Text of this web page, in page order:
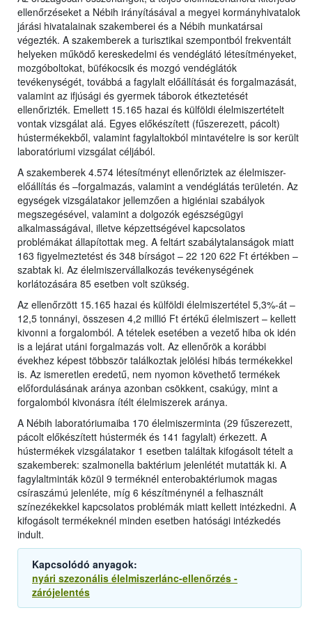
ellenőrzéseket a Nébih irányításával a megyei kormányhivatalok
járási hivatalainak szakemberei és a Nébih munkatársai
végezték. A szakemberek a turisztikai szempontból frekventált
helyeken működő kereskedelmi és vendéglátó létesítményeket,
mozgóboltokat, büfékocsik és mozgó vendéglátók
tevékenységét, továbbá a fagylalt előállítását és forgalmazását,
valamint az ifjúsági és gyermek táborok étkeztetését
ellenőrizték. Emellett 15.165 hazai és külföldi élelmiszertételt
vontak vizsgálat alá. Egyes előkészített (fűszerezett, pácolt)
hústermékekből, valamint fagylaltokból mintavételre is sor került
laboratóriumi vizsgálat céljából.
A szakemberek 4.574 létesítményt ellenőriztek az élelmiszer-
előállítás és –forgalmazás, valamint a vendéglátás területén. Az
egységek vizsgálatakor jellemzően a higiéniai szabályok
megszegésével, valamint a dolgozók egészségügyi
alkalmasságával, illetve képzettségével kapcsolatos
problémákat állapítottak meg. A feltárt szabálytalanságok miatt
163 figyelmeztetést és 348 bírságot – 22 120 622 Ft értékben –
szabtak ki. Az élelmiszervállalkozás tevékenységének
korlátozására 85 esetben volt szükség.
Az ellenőrzött 15.165 hazai és külföldi élelmiszertétel 5,3%-át –
12,5 tonnányi, összesen 4,2 millió Ft értékű élelmiszert – kellett
kivonni a forgalomból. A tételek esetében a vezető hiba ok idén
is a lejárat utáni forgalmazás volt. Az ellenőrök a korábbi
évekhez képest többször találkoztak jelölési hibás termékekkel
is. Az ismeretlen eredetű, nem nyomon követhető termékek
előfordulásának aránya azonban csökkent, csakúgy, mint a
forgalomból kivonásra ítélt élelmiszerek aránya.
A Nébih laboratóriumaiba 170 élelmiszerminta (29 fűszerezett,
pácolt előkészített hústermék és 141 fagylalt) érkezett. A
hústermékek vizsgálatakor 1 esetben találtak kifogásolt tételt a
szakemberek: szalmonella baktérium jelenlétét mutatták ki. A
fagylaltminták közül 9 terméknél enterobaktériumok magas
csíraszámú jelenléte, míg 6 készítménynél a felhasznált
színezékekkel kapcsolatos problémák miatt kellett intézkedni. A
kifogásolt termékeknél minden esetben hatósági intézkedés
indult.
Kapcsolódó anyagok:
nyári szezonális élelmiszerlánc-ellenőrzés -
zárójelentés